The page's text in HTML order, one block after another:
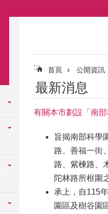
::: 首頁 公開資訊
最新消息
有關本市劃設「南
旨揭南部科學
路、善福一街
路、紫楝路、
陀林路所框圍
承上，自115
園區及樹谷園